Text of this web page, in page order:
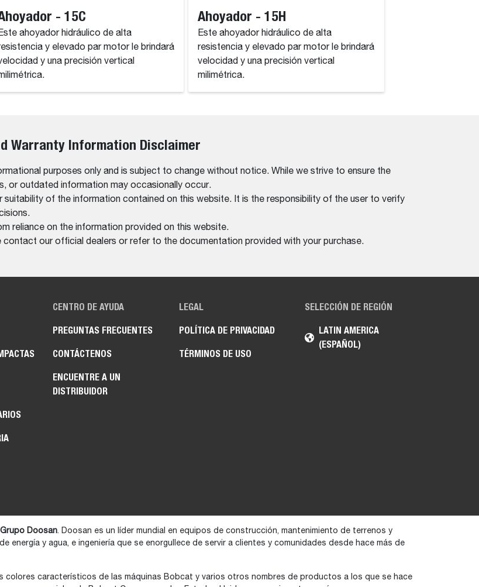
- 15C
Este ahoyador hidráulico de alta
y elevado par motor le brindará
y una precisión vertical
Ahoyador - 15H
Este ahoyador hidráulico de alta
resistencia y elevado par motor le brindará
velocidad y una precisión vertical
milimétrica.
Warranty Information Disclaimer
purposes only and is subject to change without notice. While we strive to ensure the
or outdated information may occasionally occur.
of the information contained on this website. It is the responsibility of the user to verify
reliance on the information provided on this website.
our official dealers or refer to the documentation provided with your purchase.
SELECCIÓN DE REGIÓN
LATIN AMERICA
(ESPAÑOL)
CENTRO DE AYUDA
PREGUNTAS FRECUENTES
CONTÁCTENOS
ENCUENTRE A UN
DISTRIBUIDOR
LEGAL
POLÍTICA DE PRIVACIDAD
TÉRMINOS DE USO
Doosan. Doosan es un líder mundial en equipos de construcción, mantenimiento de terrenos y
energía y agua, e ingeniería que se enorgullece de servir a clientes y comunidades desde hace más de
colores característicos de las máquinas Bobcat y varios otros nombres de productos a los que se hace